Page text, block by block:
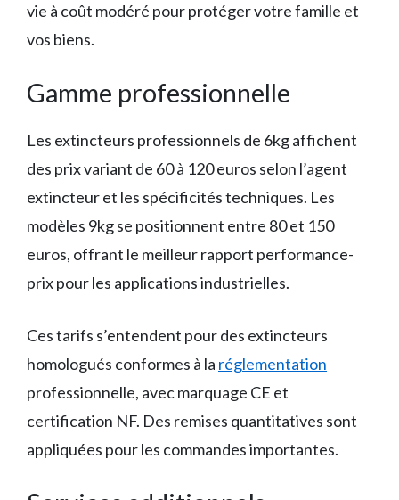
vie à coût modéré pour protéger votre famille et
vos biens.
Gamme professionnelle
Les extincteurs professionnels de 6kg affichent
des prix variant de 60 à 120 euros selon l’agent
extincteur et les spécificités techniques. Les
modèles 9kg se positionnent entre 80 et 150
euros, offrant le meilleur rapport performance-
prix pour les applications industrielles.
Ces tarifs s’entendent pour des extincteurs
homologués conformes à la réglementation
professionnelle, avec marquage CE et
certification NF. Des remises quantitatives sont
appliquées pour les commandes importantes.